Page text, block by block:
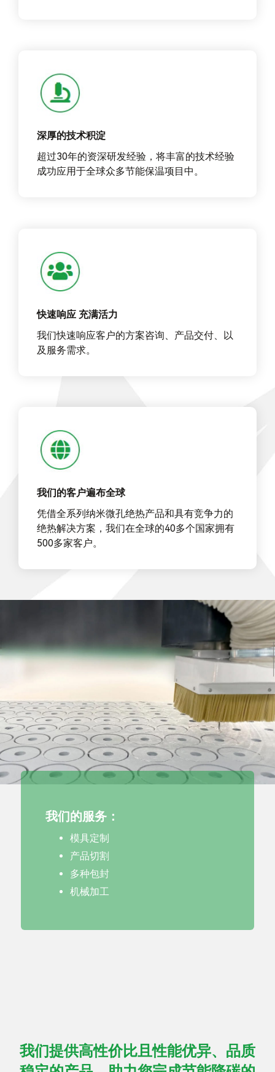
深厚的技术积淀
超过30年的资深研发经验，将丰富的技术经验
成功应用于全球众多节能保温项目中。
快速响应 充满活力
我们快速响应客户的方案咨询、产品交付、以
及服务需求。
我们的客户遍布全球
凭借全系列纳米微孔绝热产品和具有竞争力的
绝热解决方案，我们在全球的40多个国家拥有
500多家客户。
我们提供定制化的
纳米微孔绝热产品
以及热工解决方案
我们的服务：
模具定制
产品切割
多种包封
机械加工
我们提供高性价比且性能优异、品质